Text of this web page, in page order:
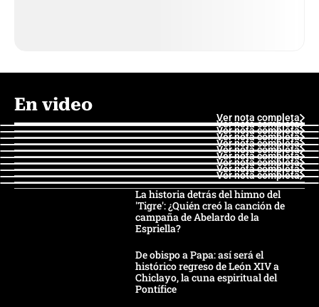
En video
Ver nota completa
Ver nota completa
Ver nota completa
Ver nota completa
Ver nota completa
Ver nota completa
Ver nota completa
Ver nota completa
Ver nota completa
Ver nota completa
La historia detrás del himno del
'Tigre': ¿Quién creó la canción de
campaña de Abelardo de la
Espriella?
De obispo a Papa: así será el
histórico regreso de León XIV a
Chiclayo, la cuna espiritual del
Pontífice